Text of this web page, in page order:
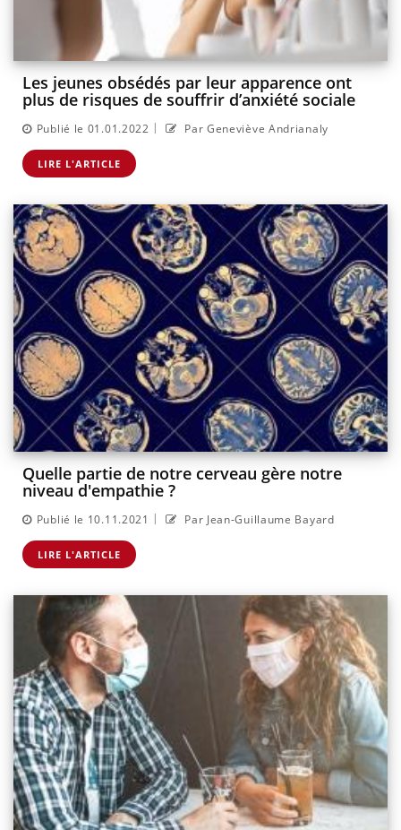
Les jeunes obsédés par leur apparence ont
plus de risques de souffrir d’anxiété sociale
Publié le 01.01.2022 | Par Geneviève Andrianaly
LIRE L'ARTICLE
Quelle partie de notre cerveau gère notre
niveau d'empathie ?
Publié le 10.11.2021 | Par Jean-Guillaume Bayard
LIRE L'ARTICLE